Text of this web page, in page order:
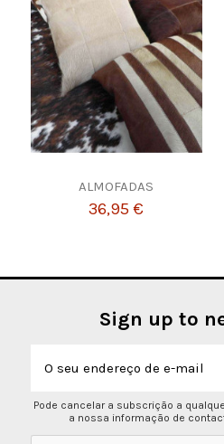
ALMOFADAS
36,95 €
Sign up to
Pode cancelar a subscrição a
a nossa informação de